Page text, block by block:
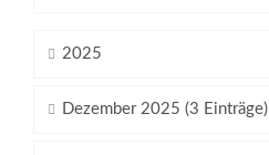
2025
Dezember 2025 (3 Einträge)